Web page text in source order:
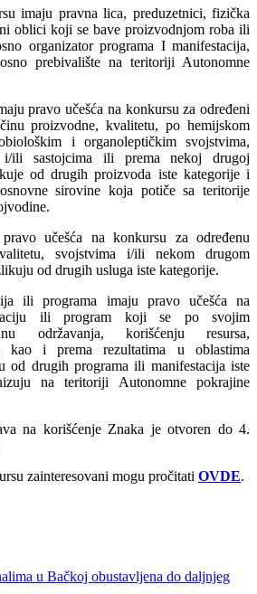
imaju pravna lica, preduzetnici, fizička
oblici koji se bave proizvodnjom roba ili
organizator programa I manifestacija,
prebivalište na teritoriji Autonomne
pravo učešća na konkursu za određeni
proizvodne, kvalitetu, po hemijskom
i organoleptičkim svojstvima,
i/ili sastojcima ili prema nekoj drugoj
od drugih proizvoda iste kategorije i
sirovine koja potiče sa teritorije
učešća na konkursu za određenu
svojstvima i/ili nekom drugom
od drugih usluga iste kategorije.
ili programa imaju pravo učešća na
ili program koji se po svojim
održavanja, korišćenju resursa,
kao i prema rezultatima u oblastima
od drugih programa ili manifestacija iste
na teritoriji Autonomne pokrajine
na korišćenje Znaka je otvoren do 4.
zainteresovani mogu pročitati OVDE.